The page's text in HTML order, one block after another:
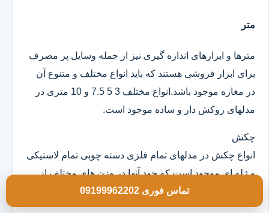
متر
مترها و ابزارهای اندازه گیری نیز از جمله وسایل پر مصرف
برای ابزار فروشی هستند که باید انواع مختلف و متنوع آن
در مغازه موجود باشد.انواع مختلف 3 5 7.5 و 10 متری در
مدلهای روکش دار و ساده موجود است.
چکش
انواع چکش در مدلهای تمام فلزی دسته چوبی تمام لاستیکی
و ژله ای موجود است که خود آنها در وزن های مختلف از
تماس فوری 09199962202